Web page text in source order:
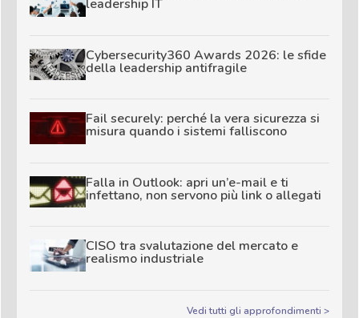
leadership IT
Cybersecurity360 Awards 2026: le sfide
della leadership antifragile
Fail securely: perché la vera sicurezza si
misura quando i sistemi falliscono
Falla in Outlook: apri un’e-mail e ti
infettano, non servono più link o allegati
CISO tra svalutazione del mercato e
realismo industriale
Vedi tutti gli approfondimenti >